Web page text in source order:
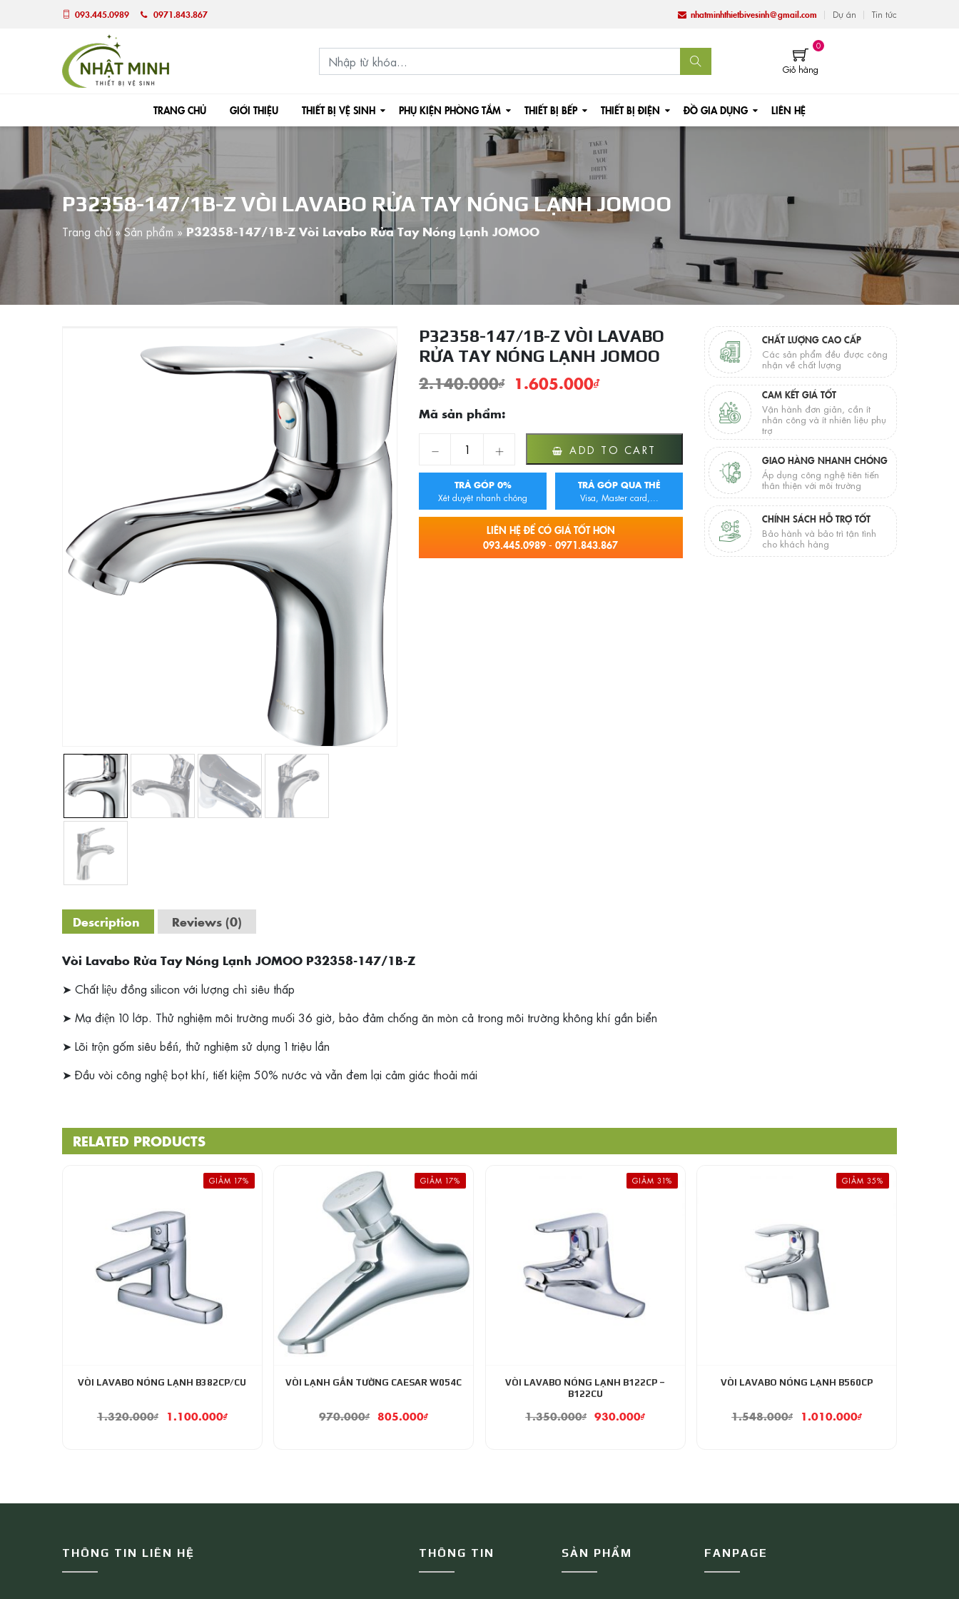
093.445.0989 0971.843.867 nhatminhthietbivesinh@gmail.com Dự án Tin tức
0
Giỏ hàng
TRANG CHỦ GIỚI THIỆU THIẾT BỊ VỆ SINH PHỤ KIỆN PHÒNG TẮM THIẾT BỊ BẾP THIẾT BỊ ĐIỆN ĐỒ GIA DỤNG LIÊN HỆ
P32358-147/1B-Z VÒI LAVABO RỬA TAY NÓNG LẠNH JOMOO
Trang chủ»Sản phẩm »P32358-147/1B-Z Vòi Lavabo Rửa Tay Nóng Lạnh JOMOO
P32358-147/1B-Z VÒI LAVABO
RỬA TAY NÓNG LẠNH JOMOO
2.140.000₫ 1.605.000₫
Mã sản phẩm:
P32358-147/1B-Z Vòi Lavabo Rửa Tay Nóng Lạnh JOMOO quantity
ADD TO CART
TRẢ GÓP 0%
Xét duyệt nhanh chóng
TRẢ GÓP QUA THẺ
Visa, Master card,...
LIÊN HỆ ĐỂ CÓ GIÁ TỐT HƠN
093.445.0989 - 0971.843.867
CHẤT LƯỢNG CAO CẤP
Các sản phẩm đều được công
nhận về chất lượng
CAM KẾT GIÁ TỐT
Vận hành đơn giản, cần ít
nhân công và ít nhiên liệu phụ
trợ
GIAO HÀNG NHANH CHÓNG
Áp dụng công nghệ tiên tiến
thân thiện với môi trường
CHÍNH SÁCH HỖ TRỢ TỐT
Bảo hành và bảo trì tận tình
cho khách hàng
Description Reviews (0)
Vòi Lavabo Rửa Tay Nóng Lạnh JOMOO P32358-147/1B-Z
➤ Chất liệu đồng silicon với lượng chì siêu thấp
➤ Mạ điện 10 lớp. Thử nghiệm môi trường muối 36 giờ, bảo đảm chống ăn mòn cả trong môi trường không khí gần biển
➤ Lõi trộn gốm siêu bềń, thử nghiệm sử dụng 1 triệu lần
➤ Đầu vòi công nghệ bọt khí, tiết kiệm 50% nước và vẫn đem lại cảm giác thoải mái
RELATED PRODUCTS
GIẢM 17%
VÒI LAVABO NÓNG LẠNH B382CP/CU
1.320.000₫ 1.100.000₫
GIẢM 17%
VÒI LẠNH GẮN TƯỜNG CAESAR W054C
970.000₫ 805.000₫
GIẢM 31%
VÒI LAVABO NÓNG LẠNH B122CP –
B122CU
1.350.000₫ 930.000₫
GIẢM 35%
VÒI LAVABO NÓNG LẠNH B560CP
1.548.000₫ 1.010.000₫
THÔNG TIN LIÊN HỆ THÔNG TIN SẢN PHẨM FANPAGE